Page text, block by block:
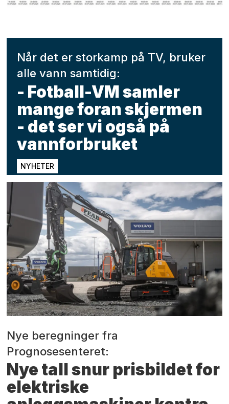
Når det er storkamp på TV, bruker
alle vann samtidig:
- Fotball-VM samler
mange foran skjermen
- det ser vi også på
vannforbruket
NYHETER
Nye beregninger fra
Prognosesenteret:
Nye tall snur prisbildet for
elektriske